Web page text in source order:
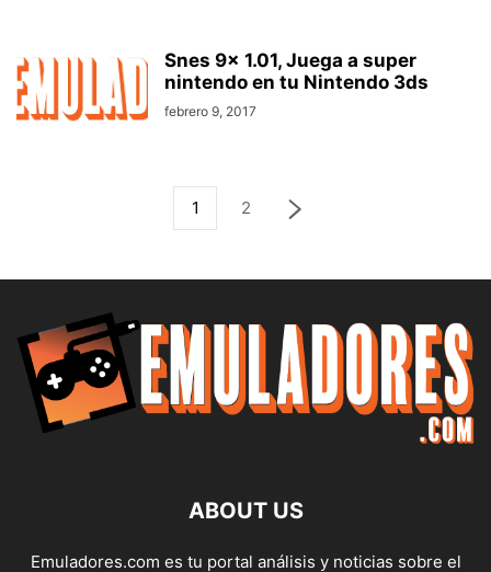
Snes 9x 1.01, Juega a super
nintendo en tu Nintendo 3ds
febrero 9, 2017
1 2
ABOUT US
Emuladores.com es tu portal análisis y noticias sobre el